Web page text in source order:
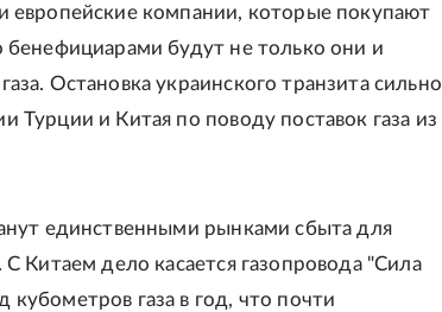
европейские компании, которые покупают
будут не только они и
Остановка украинского транзита сильно
Турции и Китая по поводу поставок газа из
единственными рынками сбыта для
Китаем дело касается газопровода "Сила
газа в год, что почти